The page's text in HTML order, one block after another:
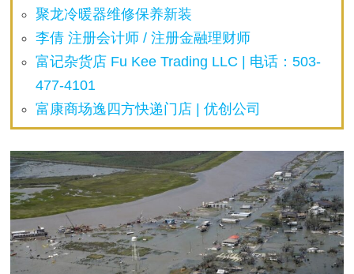
聚龙冷暖器维修保养新装
李倩 注册会计师 / 注册金融理财师
富记杂货店 Fu Kee Trading LLC | 电话：503-
477-4101
富康商场逸四方快递门店 | 优创公司